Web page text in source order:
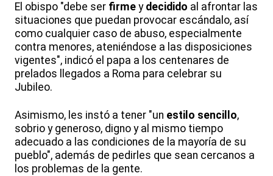
El obispo "debe ser firme y decidido al afrontar las
situaciones que puedan provocar escándalo, así
como cualquier caso de abuso, especialmente
contra menores, ateniéndose a las disposiciones
vigentes", indicó el papa a los centenares de
prelados llegados a Roma para celebrar su
Jubileo.
Asimismo, les instó a tener "un estilo sencillo,
sobrio y generoso, digno y al mismo tiempo
adecuado a las condiciones de la mayoría de su
pueblo", además de pedirles que sean cercanos a
los problemas de la gente.